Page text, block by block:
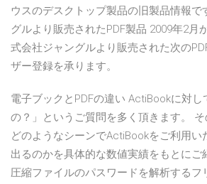
ウスのデスクトップ製品の旧製品情報で
グルより販売されたPDF製品 2009年2月
式会社ジャングルより販売された次の
ザー登録を承ります。
電子ブックとPDFの違い ActiBookに対し
の？」というご質問を多く頂きます。 そ
どのようなシーンでActiBookをご利用い
出るのかを具体的な数値実績をもとにご
圧縮ファイルのパスワードを解析するフ